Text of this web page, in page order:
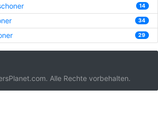
14
34
29
Alle Rechte vorbehalten.